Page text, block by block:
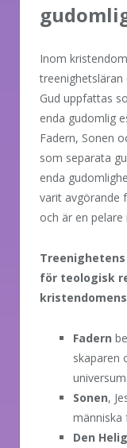
Inom
treenighetsläran
Gud uppfattas
enda gudomlig
Fadern, Sonen
som separata
enda
varit avgörande
och är en
för teologisk
Fadern
skaparen
universum.
Sonen,
människa
Den